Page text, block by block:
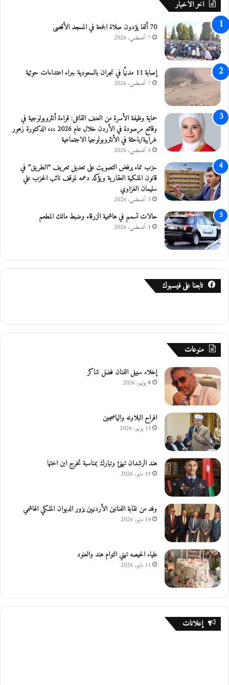
د
ن
ي
ة
ف
ي
ب
ر
ي
س
ل
م
ع
ر
و
ض
ة
ل
ا
ع
ت
ا
ل
ه
اخر الاخبار
70 ألفا يؤدون صلاة الجمعة في المسجد الأقصى
7 أغسطس، 2026
إصابة 11 مدنيًا في نجران بالسعودية جراء اعتداءات حوثية
7 أغسطس، 2026
حماية وظيفة الأسرة من العنف القاتل: قراءة أنثروبولوجية في
وقائع مرصودة في الأردن خلال عام 2026 ،،، الدكتورة زهور
غرايبة/باحثة في الأنثروبولوجيا الاجتماعية
5 أغسطس، 2026
حزب نماء يرفض التصويت على تعديل تعريف “الطريق” في
قانون الملكية العقارية ويؤكد دعمه لموقف نائب الحزب علي
سليمان الغزاوي
3 أغسطس، 2026
حالات تسمم في هاشمية الزرقاء وضبط مالك المطعم
1 أغسطس، 2026
تابعنا على فيسبوك
منوعات
إخلاء سبيل الفنان فضل شاكر
8 يوليو، 2026
افراح البلاونه والياصجين
13 يونيو، 2026
هند الرشدان تهنئ وتبارك بمناسبة تخرج ابن اختها
15 مايو، 2026
وفد من نقابة الفنانين الأردنيين يزور الديوان الملكي الهاشمي
14 مايو، 2026
علياء الحيصه تهني التوام هند والعنود
11 مايو، 2026
إعلانات